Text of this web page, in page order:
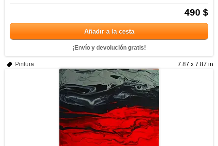
490 $
Añadir a la cesta
¡Envío y devolución gratis!
7.87 x 7.87 in
Pintura